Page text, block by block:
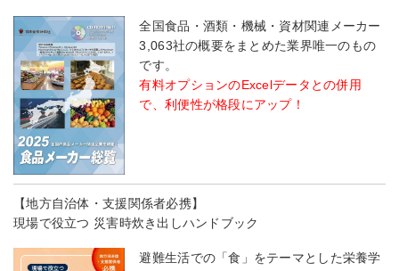
全国食品・酒類・機械・資材関連メーカー
3,063社の概要をまとめた業界唯一のもの
です。
有料オプションのExcelデータとの併用
で、利便性が格段にアップ！
【地方自治体・支援関係者必携】
現場で役立つ 災害時炊き出しハンドブック
避難生活での「食」をテーマとした栄養学